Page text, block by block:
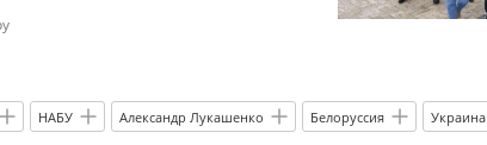
НАБУ Александр Лукашенко Белоруссия Украина